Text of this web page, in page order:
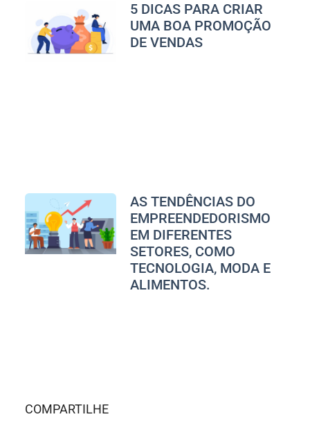
5 DICAS PARA CRIAR
UMA BOA PROMOÇÃO
DE VENDAS
AS TENDÊNCIAS DO
EMPREENDEDORISMO
EM DIFERENTES
SETORES, COMO
TECNOLOGIA, MODA E
ALIMENTOS.
COMPARTILHE